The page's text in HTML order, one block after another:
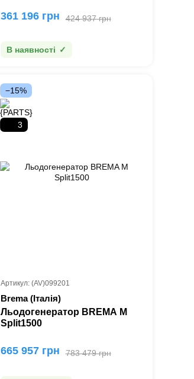
424 937 грн
361 196 грн
В наявності
−15%
3
Артикул: (AV)099201
Brema (Італія)
Льодогенератор BREMA M
Split1500
783 479 грн
665 957 грн